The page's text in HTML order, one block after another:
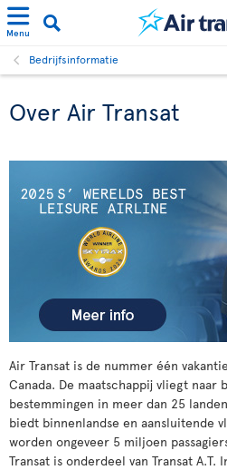
Menu
Bedrijfsinformatie
Over Air Transat
Air Transat is de nummer één
Canada. De maatschappij vliegt
bestemmingen in meer dan 25
biedt binnenlandse en aansluitende
worden ongeveer 5 miljoen
Transat is onderdeel van Transat A.T.